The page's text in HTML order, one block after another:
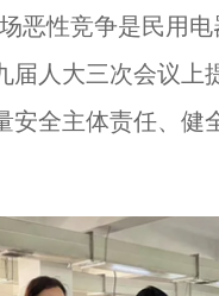
性竞争是民用电
届人大三次会议上
安全主体责任、健